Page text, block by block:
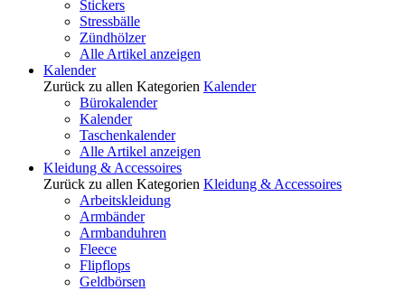
Stickers
Stressbälle
Zündhölzer
Alle Artikel anzeigen
Kalender
Zurück zu allen Kategorien Kalender
Bürokalender
Kalender
Taschenkalender
Alle Artikel anzeigen
Kleidung & Accessoires
Zurück zu allen Kategorien Kleidung & Accessoires
Arbeitskleidung
Armbänder
Armbanduhren
Fleece
Flipflops
Geldbörsen